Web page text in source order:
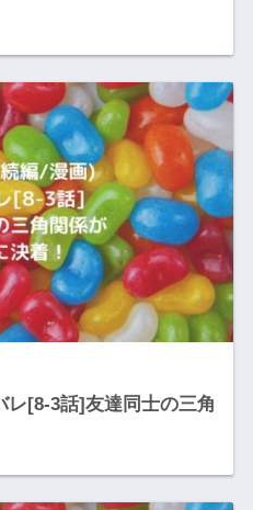
[8-3話]友達同士の三角